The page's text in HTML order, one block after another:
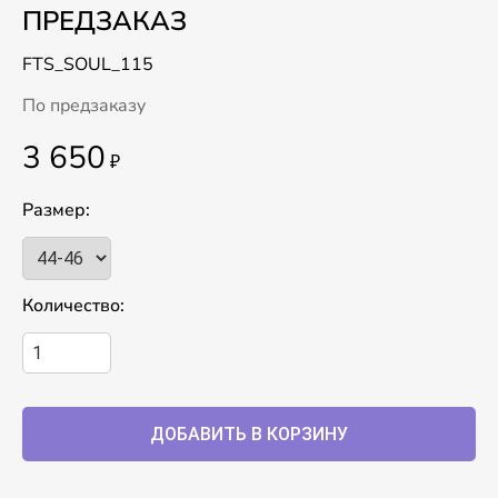
ПРЕДЗАКАЗ
FTS_SOUL_115
По предзаказу
3 650 ₽
Размер:
Количество: